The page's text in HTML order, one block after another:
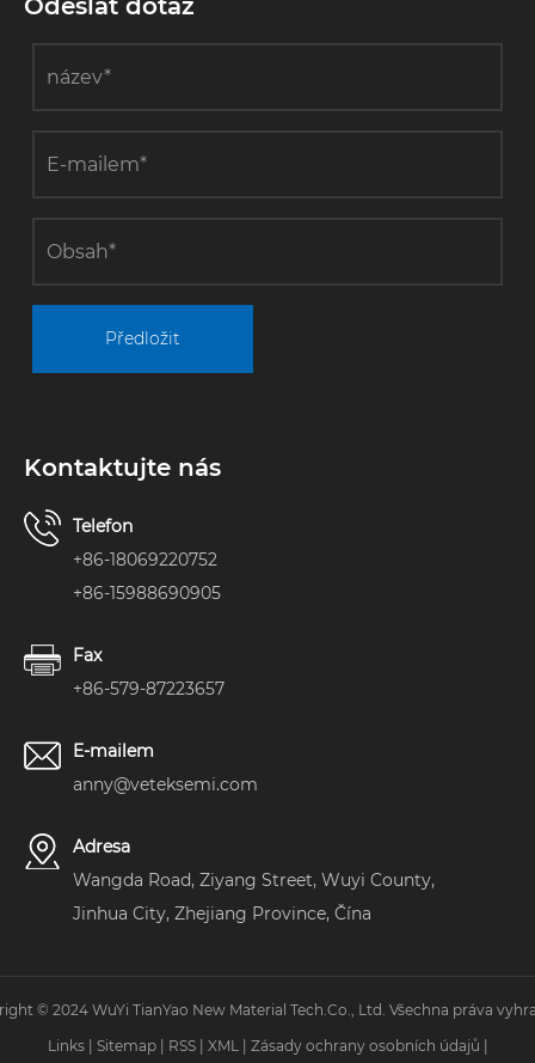
Odeslat dotaz
Předložit
Kontaktujte nás
Telefon
+86-18069220752
+86-15988690905
Fax
+86-579-87223657
E-mailem
anny@veteksemi.com
Adresa
Wangda Road, Ziyang Street, Wuyi County,
Jinhua City, Zhejiang Province, Čína
© 2024 WuYi TianYao New Material Tech.Co., Ltd. Všechna práva
Links
Sitemap RSS XML Zásady ochrany osobních údajů